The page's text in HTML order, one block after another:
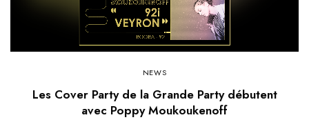
NEWS
Les Cover Party de la Grande Party débutent
avec Poppy Moukoukenoff